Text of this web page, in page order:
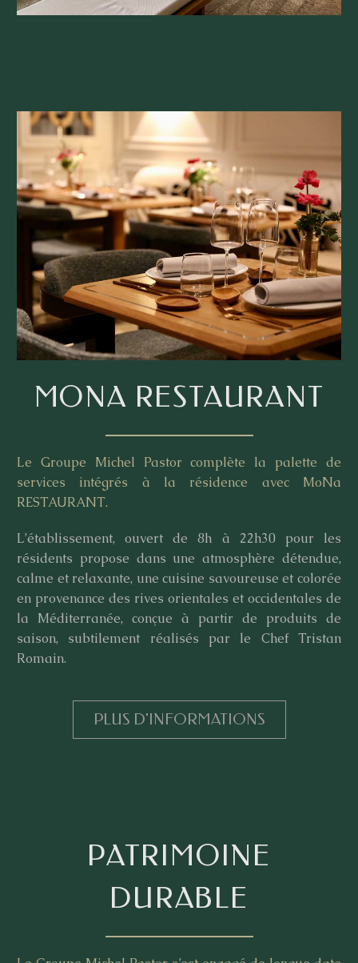
MONA RESTAURANT
Le Groupe Michel Pastor complète la palette de
services intégrés à la résidence avec MoNa
RESTAURANT.
L’établissement, ouvert de 8h à 22h30 pour les
résidents propose dans une atmosphère détendue,
calme et relaxante, une cuisine savoureuse et colorée
en provenance des rives orientales et occidentales de
la Méditerranée, conçue à partir de produits de
saison, subtilement réalisés par le Chef Tristan
Romain.
PLUS D'INFORMATIONS
PATRIMOINE
DURABLE